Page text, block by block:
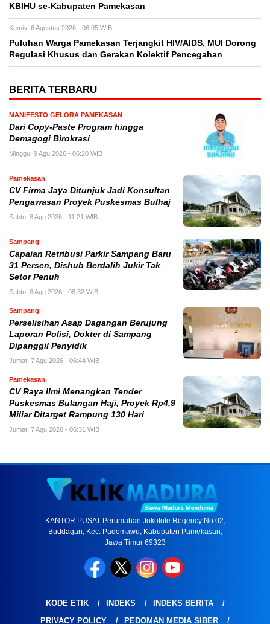
KBIHU se-Kabupaten Pamekasan
Kamis, 6 Agustus 2026 - 06:05 WIB
Puluhan Warga Pamekasan Terjangkit HIV/AIDS, MUI Dorong
Regulasi Khusus dan Gerakan Kolektif Pencegahan
BERITA TERBARU
MANIFESTO GELORA PAMEKASAN
Dari Copy-Paste Program hingga
Demagogi Birokrasi
Minggu, 9 Agu 2026 - 06:20 WIB
Pamekasan
CV Firma Jaya Ditunjuk Jadi Konsultan
Pengawasan Proyek Puskesmas Bulhaj
Sabtu, 8 Agu 2026 - 11:21 WIB
Sampang
Capaian Retribusi Parkir Sampang Baru
31 Persen, Dishub Berdalih Jukir Tak
Setor Penuh
Sabtu, 8 Agu 2026 - 08:32 WIB
Sampang
Perselisihan Asap Dagangan Berujung
Laporan Polisi, Dokter di Sampang
Dipanggil Penyidik
Jumat, 7 Agu 2026 - 06:44 WIB
Pamekasan
CV Raya Ilmi Menangkan Tender
Puskesmas Bulangan Haji, Proyek Rp4,9
Miliar Ditarget Rampung 130 Hari
Jumat, 7 Agu 2026 - 06:31 WIB
KANTOR PUSAT Perumahan Jokotole Regency No.02,
Buddagan, Kec. Pademawu, Kabupaten Pamekasan,
Jawa Timur 69323
KODE ETIK INDEKS
INDEKS BERITA
PRIVACY POLICY
PEDOMAN MEDIA SIBER